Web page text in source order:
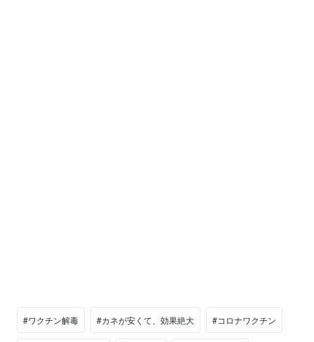
#ワクチン解毒 #カネが安くて、効果絶大 #コロナワクチン